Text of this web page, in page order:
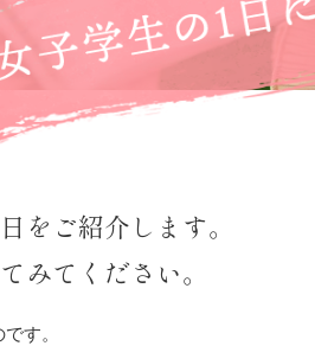
をご紹介します。
みてください。
す。